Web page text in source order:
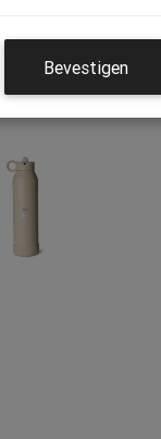
Bevestigen